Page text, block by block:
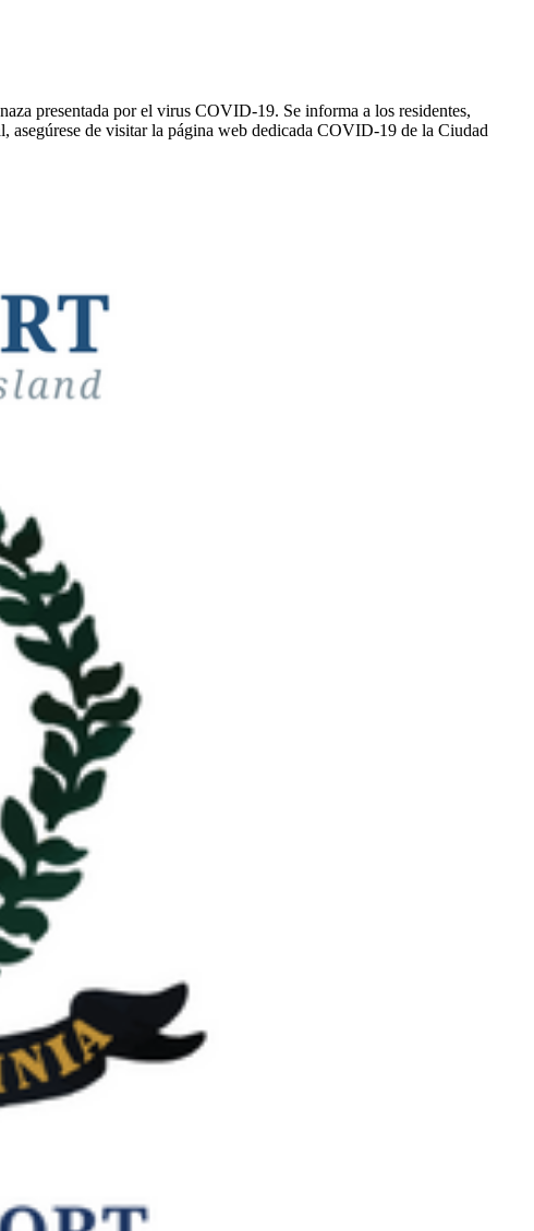
presentada por el virus COVID-19. Se informa a los residentes,
asegúrese de visitar la página web dedicada COVID-19 de la Ciudad